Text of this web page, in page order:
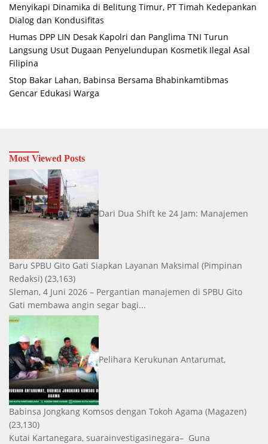
Menyikapi Dinamika di Belitung Timur, PT Timah Kedepankan
Dialog dan Kondusifitas
Humas DPP LIN Desak Kapolri dan Panglima TNI Turun
Langsung Usut Dugaan Penyelundupan Kosmetik Ilegal Asal
Filipina
Stop Bakar Lahan, Babinsa Bersama Bhabinkamtibmas
Gencar Edukasi Warga
Most Viewed Posts
Dari Dua Shift ke 24 Jam: Manajemen
Baru SPBU Gito Gati Siapkan Layanan Maksimal (Pimpinan
Redaksi) (23,163)
Sleman, 4 Juni 2026 – Pergantian manajemen di SPBU Gito
Gati membawa angin segar bagi...
Pelihara Kerukunan Antarumat,
Babinsa Jongkang Komsos dengan Tokoh Agama (Magazen)
(23,130)
Kutai Kartanegara, suarainvestigasinegara– Guna